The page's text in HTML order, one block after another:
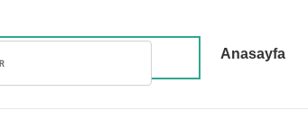
Anasayfa